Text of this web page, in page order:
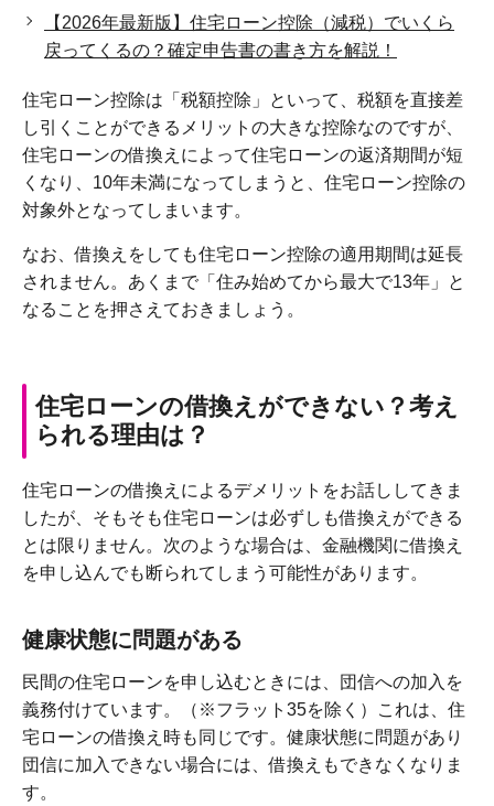
【2026年最新版】住宅ローン控除（減税）でいくら
戻ってくるの？確定申告書の書き方を解説！
住宅ローン控除は「税額控除」といって、税額を直接差
し引くことができるメリットの大きな控除なのですが、
住宅ローンの借換えによって住宅ローンの返済期間が短
くなり、10年未満になってしまうと、住宅ローン控除の
対象外となってしまいます。
なお、借換えをしても住宅ローン控除の適用期間は延長
されません。あくまで「住み始めてから最大で13年」と
なることを押さえておきましょう。
住宅ローンの借換えができない？考え
られる理由は？
住宅ローンの借換えによるデメリットをお話ししてきま
したが、そもそも住宅ローンは必ずしも借換えができる
とは限りません。次のような場合は、金融機関に借換え
を申し込んでも断られてしまう可能性があります。
健康状態に問題がある
民間の住宅ローンを申し込むときには、団信への加入を
義務付けています。（※フラット35を除く）これは、住
宅ローンの借換え時も同じです。健康状態に問題があり
団信に加入できない場合には、借換えもできなくなりま
す。